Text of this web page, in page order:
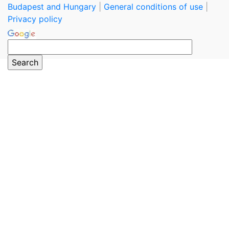
Budapest and Hungary
General conditions of use
Privacy policy